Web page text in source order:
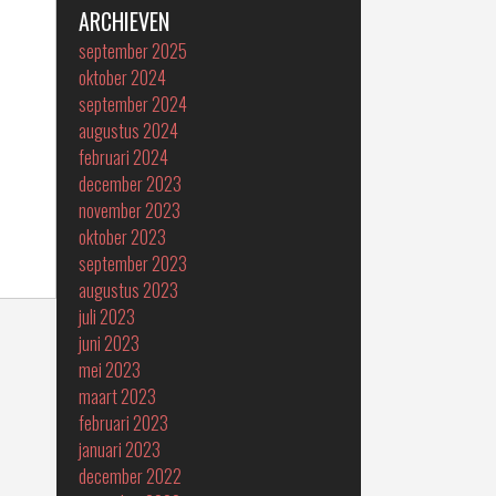
ARCHIEVEN
september 2025
oktober 2024
september 2024
augustus 2024
februari 2024
december 2023
november 2023
oktober 2023
september 2023
augustus 2023
juli 2023
juni 2023
mei 2023
maart 2023
februari 2023
januari 2023
december 2022